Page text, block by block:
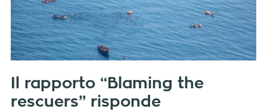
Il rapporto “Blaming the
rescuers” risponde